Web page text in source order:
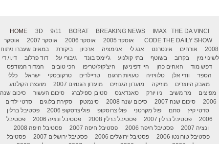
HOME 3D 9/11 BORAT BREAKING NEWS IMAX
THE DA VINCI
CODE THE DAILY SHOW אוסקר 2005 אוסקר 2006 אוסקר 2007
אוסקר
2008
אורחים אינטרנט אנג לי אנימציה ארכיון ביקורת
במאים שעברו ניתוח
לשינוי מין
בקרוב בשוטף בתי קולנוע ג'יימס בונד גיבורי על דוד פרלוב
די.וי.די
דפש מוד
האחים כהן היי דפינישן היצ'קוק/טריפו הכי טובים
המדור המודפס
הספד
וודי אלן טלוויזיה טעויות תרגום טריילרים טרקובסקי ישראל
כללי
מאבק היוצרים
מוזיקה מועדון הגנוזים מועדון הגנוזים 2007
מועצת הקולנוע
מפיצים
מר משיב ניו יורק סאנדאנס סטיבן ספילברג סיכום העשור
סיכום שנה
2006
סיכום שנה 2007 סיכום שנה 2008 סינמטק סקירת בלוגים
סרטי ילדים
סרטי קיץ
סתם פול מקרטני פוליצרוסקופ פוליצרסקופ 2006
פסטיבל ברלין
2006
פסטיבל ברלין 2007 פסטיבל ברלין 2008 פסטיבל ונציה 2006
פסטיבל
ונציה 2007
פסטיבל חיפה 2006 פסטיבל חיפה 2007
פסטיבל חיפה 2008
פסטיבל טורונטו 2006
פסטיבל ירושלים 2006 פסטיבל ירושלים 2007
פסטיבל